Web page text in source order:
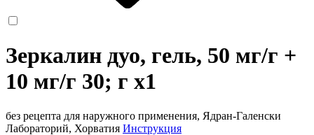
Зеркалин дуо, гель, 50 мг/г +
10 мг/г 30; г x1
без рецепта для наружного применения, Ядран-Галенски
Лабораторий, Хорватия Инструкция